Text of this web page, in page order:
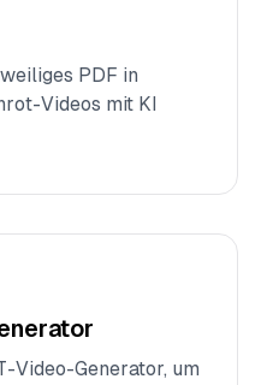
PDF in
Videos mit KI
Video-Generator, um